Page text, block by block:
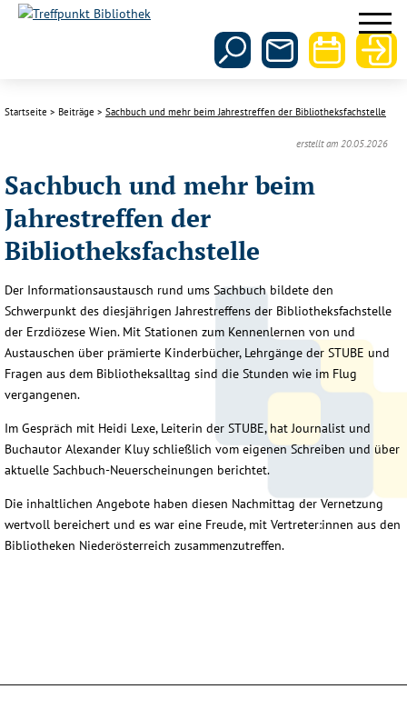
Startseite Beiträge Sachbuch und mehr beim Jahrestreffen der Bibliotheksfachstelle
erstellt am 20.05.2026
Sachbuch und mehr beim
Jahrestreffen der
Bibliotheksfachstelle
Der Informationsaustausch rund ums Sachbuch bildete den
Schwerpunkt des diesjährigen Jahrestreffens der Bibliotheksfachstelle
der Erzdiözese Wien. Mit Stationen zum Kennenlernen von und
Austauschen über prämierte Kinderbücher, Lehrgänge der STUBE und
Fragen aus dem Bibliotheksalltag sind die Stunden wie im Flug
vergangenen.
Im Gespräch mit Heidi Lexe, Leiterin der STUBE, hat Journalist und
Buchautor Alexander Kluy schließlich vom eigenen Schreiben und über
aktuelle Sachbuch-Neuerscheinungen berichtet.
Die inhaltlichen Angebote haben diesen Nachmittag der Vernetzung
wertvoll bereichert und es war eine Freude, mit Vertreter:innen aus den
Bibliotheken Niederösterreich zusammenzutreffen.